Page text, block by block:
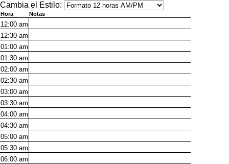
Cambia el Estilo:
Hora Notas
12:00 am
12:30 am
01:00 am
01:30 am
02:00 am
02:30 am
03:00 am
03:30 am
04:00 am
04:30 am
05:00 am
05:30 am
06:00 am